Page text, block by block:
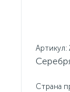
Артикул:
Страна